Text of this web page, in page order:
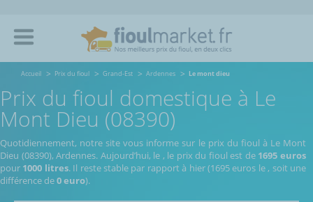
Accueil Prix du fioul Grand-Est Ardennes Le mont dieu
Prix du fioul domestique à Le
Mont Dieu (08390)
Quotidiennement, notre site vous informe sur le prix du fioul à Le Mont
Dieu (08390), Ardennes. Aujourd’hui, le , le prix du fioul est de 1695 euros
pour 1000 litres. Il reste stable par rapport à hier (1695 euros le, soit une
différence de0 euro).